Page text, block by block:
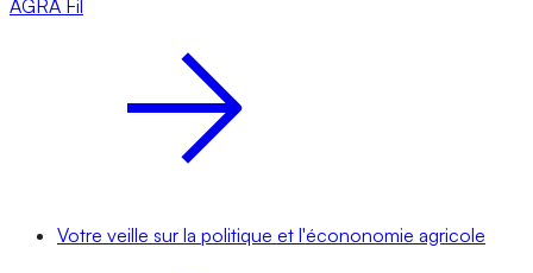
AGRA Fil
Votre veille sur la politique et l'écononomie agricole